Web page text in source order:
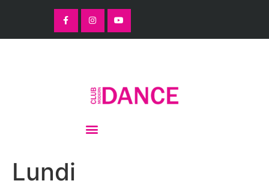
Lundi